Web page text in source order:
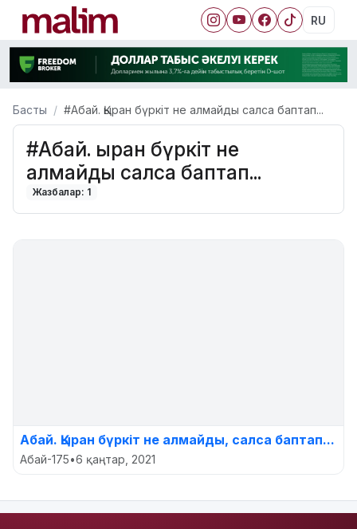
RU
Басты #Абай. Қыран бүркіт не алмайды салса баптап...
#Абай. Қыран бүркіт не
алмайды салса баптап...
Жазбалар: 1
Абай. Қыран бүркіт не алмайды, салса баптап...
Абай-175•6 қаңтар, 2021